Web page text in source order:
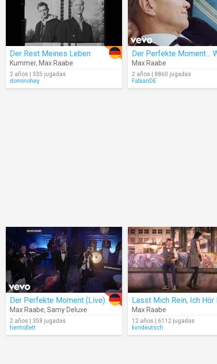
Der Rest Meines Leben
Kummer, Max Raabe
2 años | 335 jugadas
dominohey
Max Raabe
2 años | 8860 jugadas
FabianDE
Der Perfekte Moment (Live)
Max Raabe, Samy Deluxe
2 años | 358 jugadas
herrtollett
Max Raabe
12 años | 6112 jugadas
kvrideutsch